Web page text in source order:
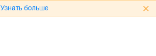
Узнать больше